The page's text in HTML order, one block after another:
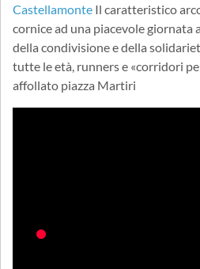
Castellamonte Il caratteristico
cornice ad una piacevole giornata
della condivisione e della
tutte le età, runners e «corridori
affollato piazza Martiri